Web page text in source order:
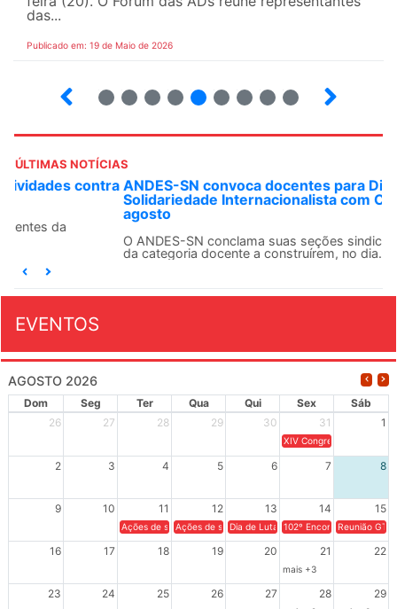
das...
Publicado em: 19 de Maio de 2026
ÚLTIMAS NOTÍCIAS
ANDES-SN convoca docentes para Dia de
Solidariedade Internacionalista com Cuba em 13 de
O ANDES-SN conclama suas seções sindicais e o conjunto
da categoria docente a construírem, no dia...
EVENTOS
AGOSTO 2026
Dom Seg Ter Qua Qui Sex
Sáb
31
XIV Congresso Brasileiro
11 12 13 14 15
Ações de solidariedade a Cuba no Rio Grande do Sul - 100
Ações de solidariedade a Cuba no Rio Grande do
Dia de Luta em Defesa de Cuba e da
102º Encontro da
Reunião
mais +3